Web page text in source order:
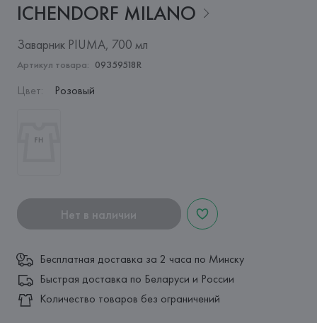
ICHENDORF MILANO
Заварник PIUMA, 700 мл
Артикул товара: 09359518R
Цвет: Розовый
Нет в наличии
Бесплатная доставка за 2 часа по Минску
Быстрая доставка по Беларуси и России
Количество товаров без ограничений